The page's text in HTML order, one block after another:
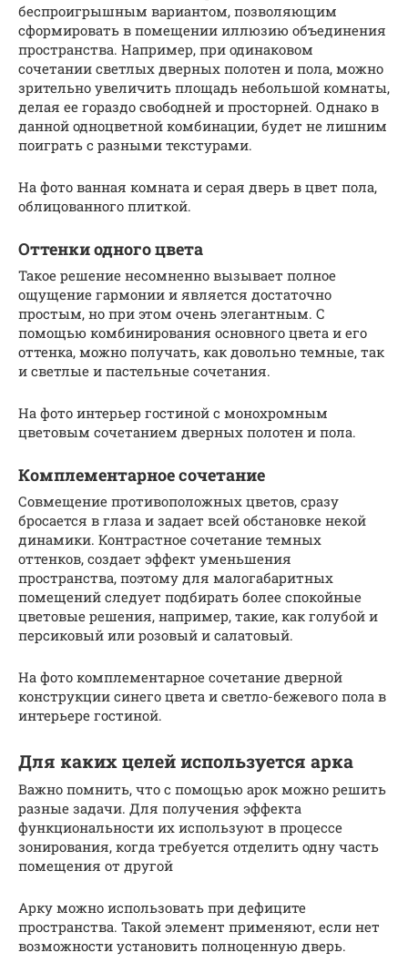
беспроигрышным вариантом, позволяющим
сформировать в помещении иллюзию объединения
пространства. Например, при одинаковом
сочетании светлых дверных полотен и пола, можно
зрительно увеличить площадь небольшой комнаты,
делая ее гораздо свободней и просторней. Однако в
данной одноцветной комбинации, будет не лишним
поиграть с разными текстурами.
На фото ванная комната и серая дверь в цвет пола,
облицованного плиткой.
Оттенки одного цвета
Такое решение несомненно вызывает полное
ощущение гармонии и является достаточно
простым, но при этом очень элегантным. С
помощью комбинирования основного цвета и его
оттенка, можно получать, как довольно темные, так
и светлые и пастельные сочетания.
На фото интерьер гостиной с монохромным
цветовым сочетанием дверных полотен и пола.
Комплементарное сочетание
Совмещение противоположных цветов, сразу
бросается в глаза и задает всей обстановке некой
динамики. Контрастное сочетание темных
оттенков, создает эффект уменьшения
пространства, поэтому для малогабаритных
помещений следует подбирать более спокойные
цветовые решения, например, такие, как голубой и
персиковый или розовый и салатовый.
На фото комплементарное сочетание дверной
конструкции синего цвета и светло-бежевого пола в
интерьере гостиной.
Для каких целей используется арка
Важно помнить, что с помощью арок можно решить
разные задачи. Для получения эффекта
функциональности их используют в процессе
зонирования, когда требуется отделить одну часть
помещения от другой
Арку можно использовать при дефиците
пространства. Такой элемент применяют, если нет
возможности установить полноценную дверь.